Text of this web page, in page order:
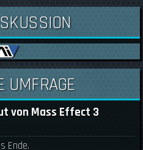
UMFRAGE
von Mass Effect 3
Ende.